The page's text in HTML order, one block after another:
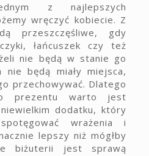
z najlepszych
wręczyć kobiecie. Z
przeszczęśliwe, gdy
łańcuszek czy też
nie będą w stanie go
będą miały miejsca,
przechowywać. Dlatego
prezentu warto jest
dodatku, który
wrażenia i
lepszy niż mógłby
biżuterii jest sprawą